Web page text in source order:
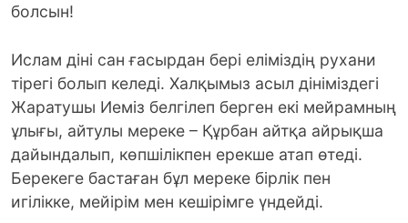
болсын!
Ислам діні сан ғасырдан бері еліміздің рухани
тірегі болып келеді. Халқымыз асыл дініміздегі
Жаратушы Иеміз белгілеп берген екі мейрамның
ұлығы, айтулы мереке – Құрбан айтқа айрықша
дайындалып, көпшілікпен ерекше атап өтеді.
Берекеге бастаған бұл мереке бірлік пен
игілікке, мейірім мен кешірімге үндейді.